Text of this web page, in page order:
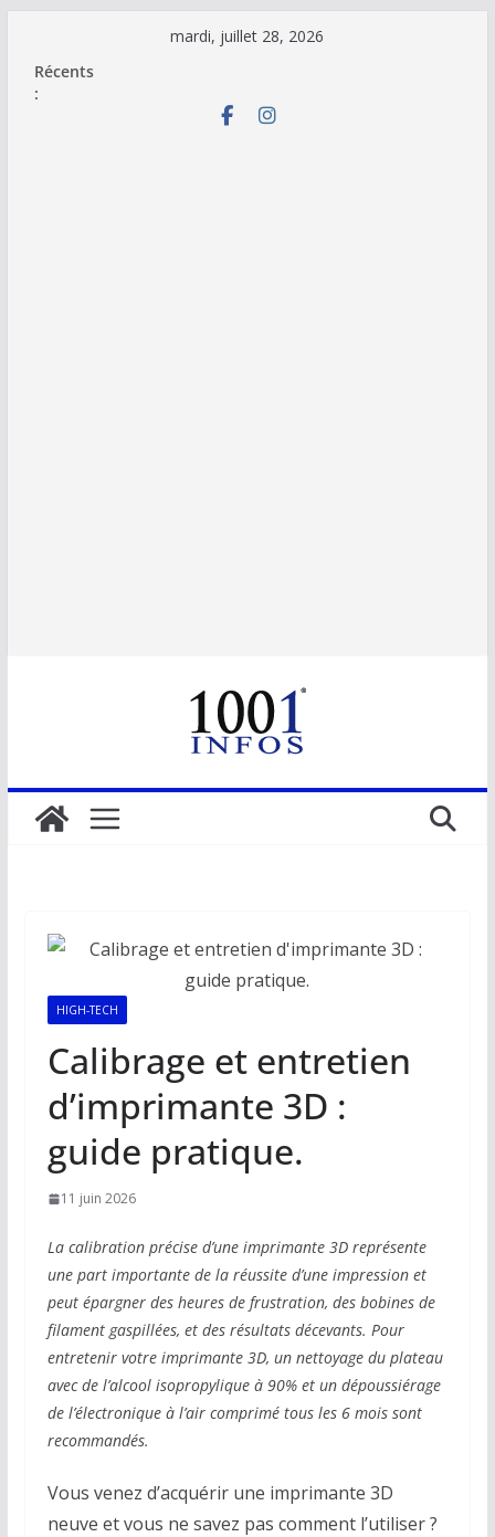
contenu
mardi, juillet 28, 2026
Récents
:
HIGH-TECH
Calibrage et entretien
d’imprimante 3D :
guide pratique.
11 juin 2026
La calibration précise d’une imprimante 3D représente
une part importante de la réussite d’une impression et
peut épargner des heures de frustration, des bobines de
filament gaspillées, et des résultats décevants. Pour
entretenir votre imprimante 3D, un nettoyage du plateau
avec de l’alcool isopropylique à 90% et un dépoussiérage
de l’électronique à l’air comprimé tous les 6 mois sont
recommandés.
Vous venez d’acquérir une imprimante 3D
neuve et vous ne savez pas comment l’utiliser ?